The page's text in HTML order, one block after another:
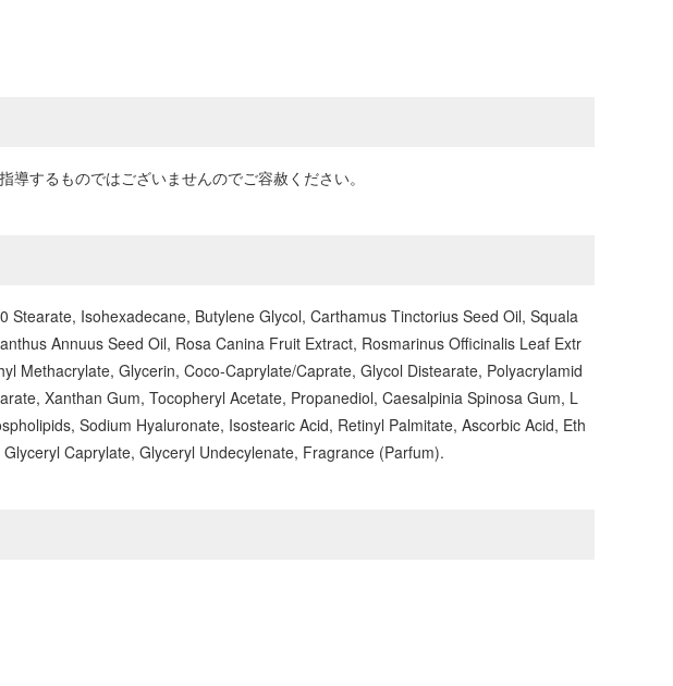
するものではございませんのでご容赦ください。
Isohexadecane, Butylene Glycol, Carthamus Tinctorius Seed Oil, Squala
Annuus Seed Oil, Rosa Canina Fruit Extract, Rosmarinus Officinalis Leaf Extr
Methacrylate, Glycerin, Coco-Caprylate/Caprate, Glycol Distearate, Polyacrylamid
Xanthan Gum, Tocopheryl Acetate, Propanediol, Caesalpinia Spinosa Gum, L
Sodium Hyaluronate, Isostearic Acid, Retinyl Palmitate, Ascorbic Acid, Eth
Caprylate, Glyceryl Undecylenate, Fragrance (Parfum).